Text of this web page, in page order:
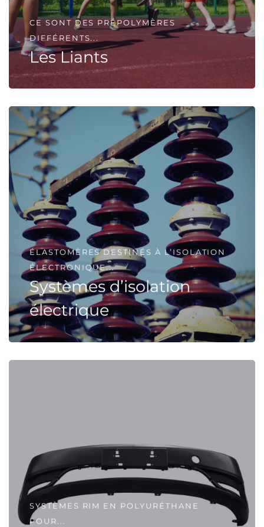
CE SONT DES PRÉPOLYMÈRES
DIFFÉRENTS...
Les Liants
ÉLASTOMÈRES DESTINÉS À L’ISOLATION
ÉLECTRONIQUE...
Systèmes d’isolation
électrique
SYSTÈMES RIM EN POLYURÉTHANE
POUR...